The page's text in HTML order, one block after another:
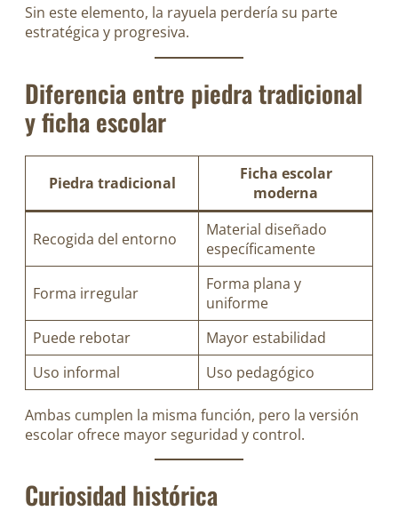
Sin este elemento, la rayuela perdería su parte
estratégica y progresiva.
Diferencia entre piedra tradicional
y ficha escolar
Piedra tradicional
Ficha escolar
moderna
Recogida del entorno
Material diseñado
específicamente
Forma irregular
Forma plana y
uniforme
Puede rebotar
Mayor estabilidad
Uso informal
Uso pedagógico
Ambas cumplen la misma función, pero la versión
escolar ofrece mayor seguridad y control.
Curiosidad histórica